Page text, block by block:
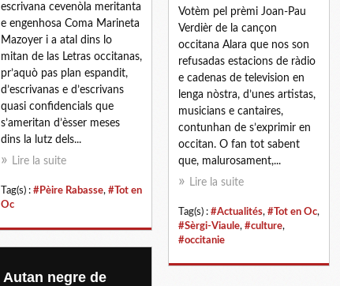
escrivana cevenòla meritanta
e engenhosa Coma Marineta
Mazoyer i a atal dins lo
mitan de las Letras occitanas,
pr’aquò pas plan espandit,
d’escrivanas e d’escrivans
quasi confidencials que
s’ameritan d’èsser meses
dins la lutz dels...
Lire la suite
Tag(s) : #Pèire Rabasse, #Tot en
Oc
Votèm pel prèmi Joan-Pau
Verdièr de la cançon
occitana Alara que nos son
refusadas estacions de ràdio
e cadenas de television en
lenga nòstra, d’unes artistas,
musicians e cantaires,
contunhan de s’exprimir en
occitan. O fan tot sabent
que, malurosament,...
Lire la suite
Tag(s) : #Actualités, #Tot en Oc,
#Sèrgi-Viaule, #culture,
#occitanie
Autan negre de